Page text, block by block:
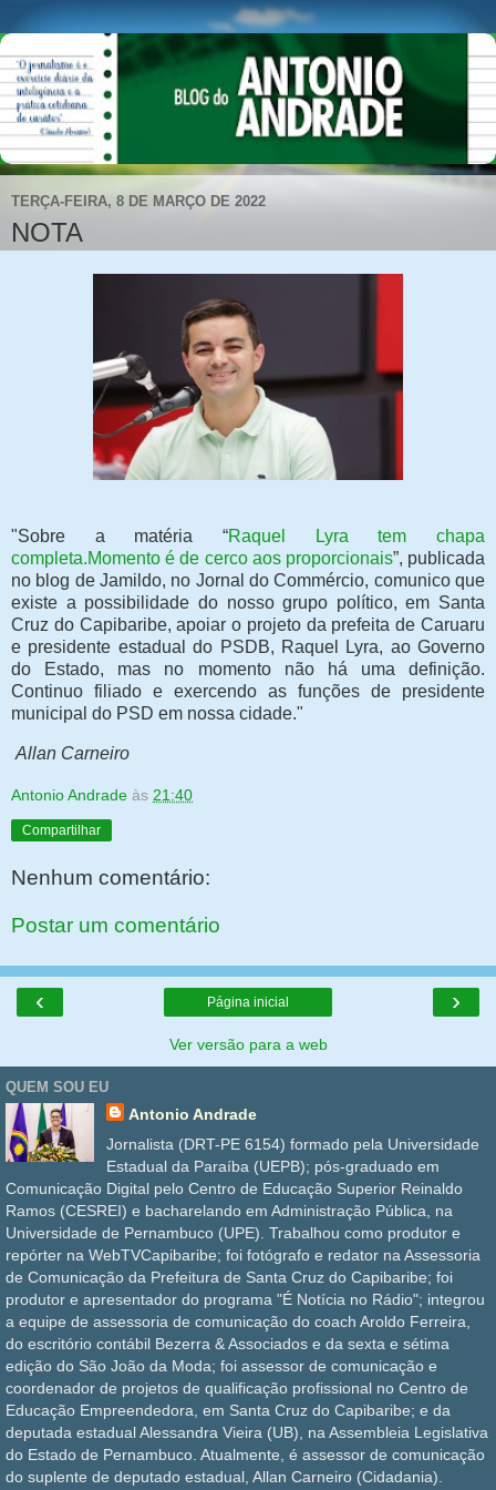
TERÇA-FEIRA, 8 DE MARÇO DE 2022
NOTA
"Sobre a matéria “Raquel Lyra tem chapa
completa.Momento é de cerco aos proporcionais”, publicada
no blog de Jamildo, no Jornal do Commércio, comunico que
existe a possibilidade do nosso grupo político, em Santa
Cruz do Capibaribe, apoiar o projeto da prefeita de Caruaru
e presidente estadual do PSDB, Raquel Lyra, ao Governo
do Estado, mas no momento não há uma definição.
Continuo filiado e exercendo as funções de presidente
municipal do PSD em nossa cidade."
Allan Carneiro
Antonio Andrade às 21:40
Compartilhar
Nenhum comentário:
Postar um comentário
‹ ›
Página inicial
Ver versão para a web
QUEM SOU EU
Antonio Andrade
Jornalista (DRT-PE 6154) formado pela Universidade
Estadual da Paraíba (UEPB); pós-graduado em
Comunicação Digital pelo Centro de Educação Superior Reinaldo
Ramos (CESREI) e bacharelando em Administração Pública, na
Universidade de Pernambuco (UPE). Trabalhou como produtor e
repórter na WebTVCapibaribe; foi fotógrafo e redator na Assessoria
de Comunicação da Prefeitura de Santa Cruz do Capibaribe; foi
produtor e apresentador do programa "É Notícia no Rádio"; integrou
a equipe de assessoria de comunicação do coach Aroldo Ferreira,
do escritório contábil Bezerra & Associados e da sexta e sétima
edição do São João da Moda; foi assessor de comunicação e
coordenador de projetos de qualificação profissional no Centro de
Educação Empreendedora, em Santa Cruz do Capibaribe; e da
deputada estadual Alessandra Vieira (UB), na Assembleia Legislativa
do Estado de Pernambuco. Atualmente, é assessor de comunicação
do suplente de deputado estadual, Allan Carneiro (Cidadania).